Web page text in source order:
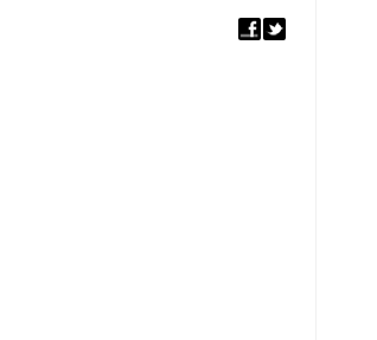
5. EUROPÄISCHER